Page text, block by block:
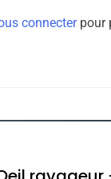
connecterpour